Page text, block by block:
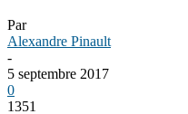
Par
Alexandre Pinault
-
5 septembre 2017
0
1351